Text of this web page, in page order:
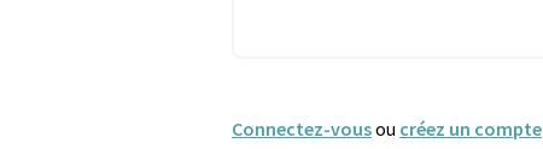
Connectez-vousou créez un compte